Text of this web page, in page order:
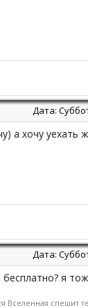
Дата:
а хочу уехать
Дата:
я
Вселенная спешит